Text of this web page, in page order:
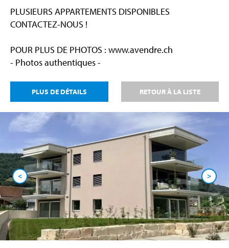
PLUSIEURS APPARTEMENTS DISPONIBLES
CONTACTEZ-NOUS !
POUR PLUS DE PHOTOS : www.avendre.ch
- Photos authentiques -
PLUS DE DÉTAILS RETOUR À LA LISTE
< >